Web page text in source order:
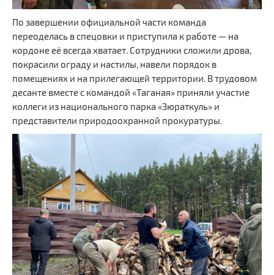
По завершении официальной части команда
переоделась в спецовки и приступила к работе — на
кордоне её всегда хватает. Сотрудники сложили дрова,
покрасили ограду и настилы, навели порядок в
помещениях и на прилегающей территории. В трудовом
десанте вместе с командой «Таганая» приняли участие
коллеги из национального парка «Зюраткуль» и
представители природоохранной прокуратуры.